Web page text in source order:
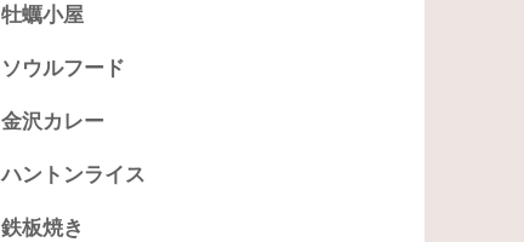
牡蠣小屋
ソウルフード
金沢カレー
ハントンライス
鉄板焼き